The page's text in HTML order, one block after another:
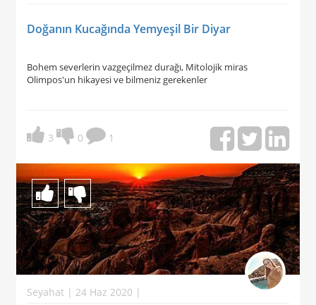
Doğanın Kucağında Yemyeşil Bir Diyar
Bohem severlerin vazgeçilmez durağı, Mitolojik miras
Olimpos'un hikayesi ve bilmeniz gerekenler
3 0 1
Seyahat | 24 Haz 2020 |